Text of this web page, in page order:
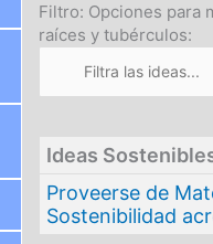
Filtro: Opciones para
raíces y tubérculos:
Ideas
Proveerse de
Sostenibilidad